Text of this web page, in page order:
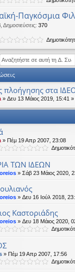
Παγκόσμια
Δημοσιεύσεις: 370
πλοήγησης στα
» Δευ 13 Μάιος 2019, 15:41 »
» Πέμ 19 Απρ 2007, 23:08
ΤΩΝ ΙΔΕΩΝ
» Σάβ 23 Μάιος 2020,
» Δευ 16 Ιούλ 2018,
Καστοριάδης
» Δευ 18 Μάιος 2020,
» Πέμ 19 Απρ 2007, 17:56